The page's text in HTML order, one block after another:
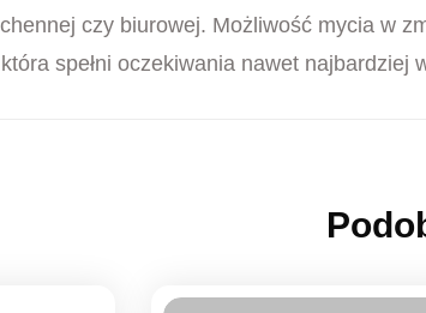
czy biurowej. Możliwość mycia w
spełni oczekiwania nawet najbardziej